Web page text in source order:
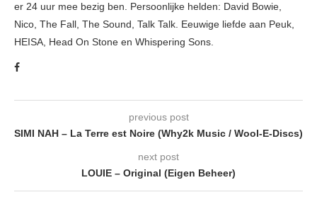
er 24 uur mee bezig ben. Persoonlijke helden: David Bowie,
Nico, The Fall, The Sound, Talk Talk. Eeuwige liefde aan Peuk,
HEISA, Head On Stone en Whispering Sons.
previous post
SIMI NAH – La Terre est Noire (Why2k Music / Wool-E-Discs)
next post
LOUIE – Original (Eigen Beheer)